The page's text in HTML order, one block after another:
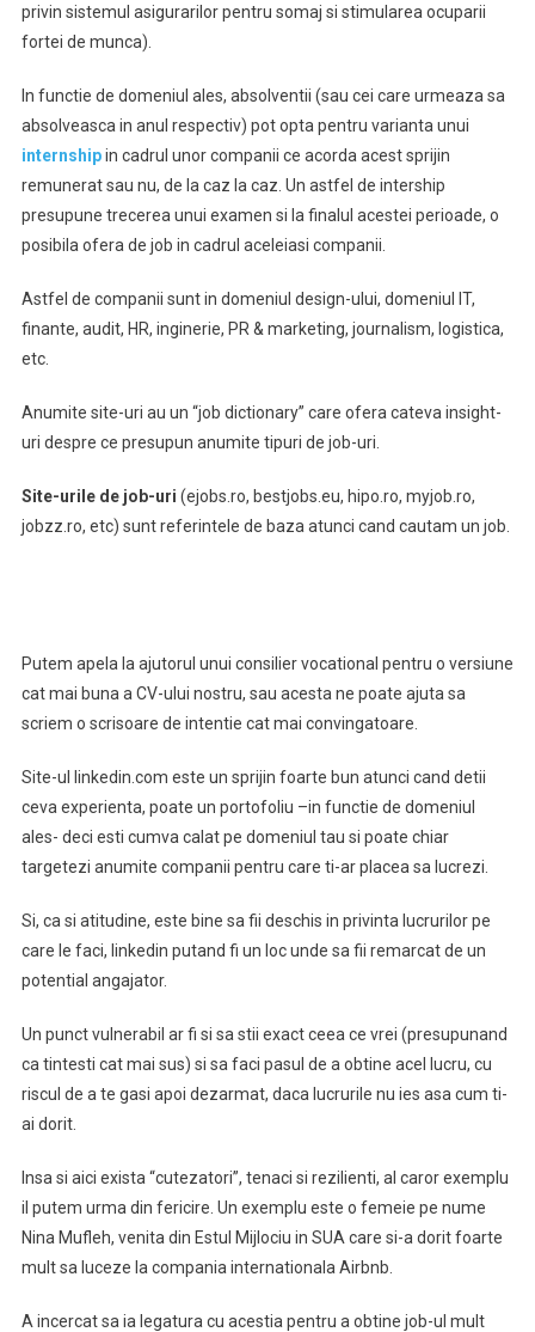
privin sistemul asigurarilor pentru somaj si stimularea ocuparii
fortei de munca).
In functie de domeniul ales, absolventii (sau cei care urmeaza sa
absolveasca in anul respectiv) pot opta pentru varianta unui
internshipin cadrul unor companii ce acorda acest sprijin
remunerat sau nu, de la caz la caz. Un astfel de intership
presupune trecerea unui examen si la finalul acestei perioade, o
posibila ofera de job in cadrul aceleiasi companii.
Astfel de companii sunt in domeniul design-ului, domeniul IT,
finante, audit, HR, inginerie, PR & marketing, journalism, logistica,
etc.
Anumite site-uri au un “job dictionary” care ofera cateva insight-
uri despre ce presupun anumite tipuri de job-uri.
Site-urile de job-uri (ejobs.ro, bestjobs.eu, hipo.ro, myjob.ro,
jobzz.ro, etc) sunt referintele de baza atunci cand cautam un job.
Putem apela la ajutorul unui consilier vocational pentru o versiune
cat mai buna a CV-ului nostru, sau acesta ne poate ajuta sa
scriem o scrisoare de intentie cat mai convingatoare.
Site-ul linkedin.com este un sprijin foarte bun atunci cand detii
ceva experienta, poate un portofoliu –in functie de domeniul
ales- deci esti cumva calat pe domeniul tau si poate chiar
targetezi anumite companii pentru care ti-ar placea sa lucrezi.
Si, ca si atitudine, este bine sa fii deschis in privinta lucrurilor pe
care le faci, linkedin putand fi un loc unde sa fii remarcat de un
potential angajator.
Un punct vulnerabil ar fi si sa stii exact ceea ce vrei (presupunand
ca tintesti cat mai sus) si sa faci pasul de a obtine acel lucru, cu
riscul de a te gasi apoi dezarmat, daca lucrurile nu ies asa cum ti-
ai dorit.
Insa si aici exista “cutezatori”, tenaci si rezilienti, al caror exemplu
il putem urma din fericire. Un exemplu este o femeie pe nume
Nina Mufleh, venita din Estul Mijlociu in SUA care si-a dorit foarte
mult sa luceze la compania internationala Airbnb.
A incercat sa ia legatura cu acestia pentru a obtine job-ul mult